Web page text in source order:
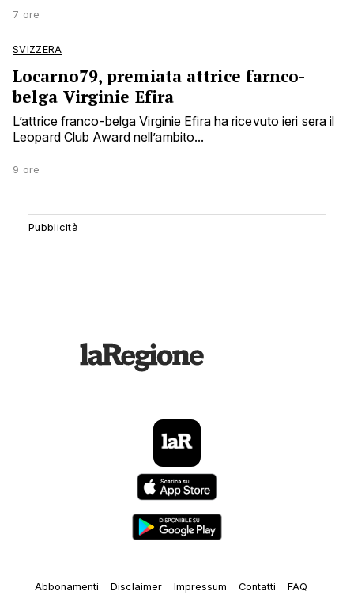
7 ore
SVIZZERA
Locarno79, premiata attrice farnco-
belga Virginie Efira
L’attrice franco-belga Virginie Efira ha ricevuto ieri sera il
Leopard Club Award nell’ambito...
9 ore
Abbonamenti Disclaimer Impressum Contatti FAQ